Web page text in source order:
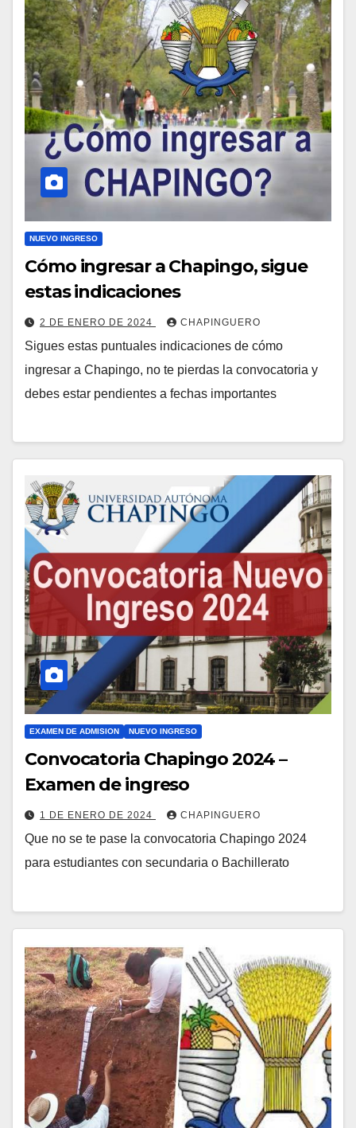
NUEVO INGRESO
Cómo ingresar a Chapingo, sigue
estas indicaciones
2 DE ENERO DE 2024 CHAPINGUERO
Sigues estas puntuales indicaciones de cómo
ingresar a Chapingo, no te pierdas la convocatoria y
debes estar pendientes a fechas importantes
EXAMEN DE ADMISION NUEVO INGRESO
Convocatoria Chapingo 2024 –
Examen de ingreso
1 DE ENERO DE 2024 CHAPINGUERO
Que no se te pase la convocatoria Chapingo 2024
para estudiantes con secundaria o Bachillerato